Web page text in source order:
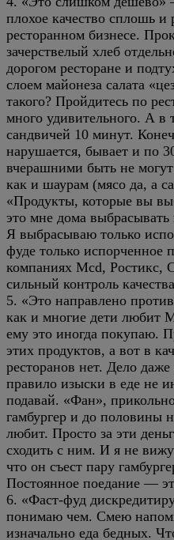
плохое качество сплошь и
ресторанном бизнесе.
зачерствелый хлеб
дорогом ресторане и
слоем майонеза салата
такого? Пройдитесь по
много удивительного. А
сандвичей 10 минут.
нарушается, бывает и по
вчерашними быть не
как и шаурам (мясо да, а
«Продукты, которые вы
это мне дома выбрасывать
Я выбрасываю только
фуде только испорченное
компаниях Mcd, Ростикс,
сильный контроль
5. «Это направлено
как и многие дети любит
ему это иногда покупаю.
этих продуктов, а вот в
ресторанов нет. Дело
правило изыски в еде не
подавай. «Фан»,
гамбургер и до половины
любит. Просто за эти
сходить с ним. И я не
что он съест пару
Постоянное поедание —
6. «Фаст-фуд
понимаю чем. Смею
изначально еда бедных.